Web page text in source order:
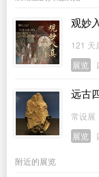
观妙
121 天
展览
远古
常设展
展览
附近的展览